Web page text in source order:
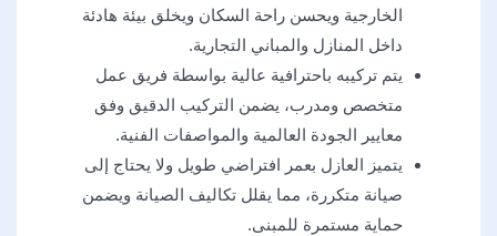
الخارجية ويحسن راحة السكان ويخلق بيئة هادئة
داخل المنازل والمباني التجارية.
يتم تركيبه باحترافية عالية بواسطة فريق عمل
متخصص ومدرب، يضمن التركيب الدقيق وفق
معايير الجودة العالمية والمواصفات الفنية.
يتميز العازل بعمر افتراضي طويل ولا يحتاج إلى
صيانة متكررة، مما يقلل تكاليف الصيانة ويضمن
حماية مستمرة للمبنى.